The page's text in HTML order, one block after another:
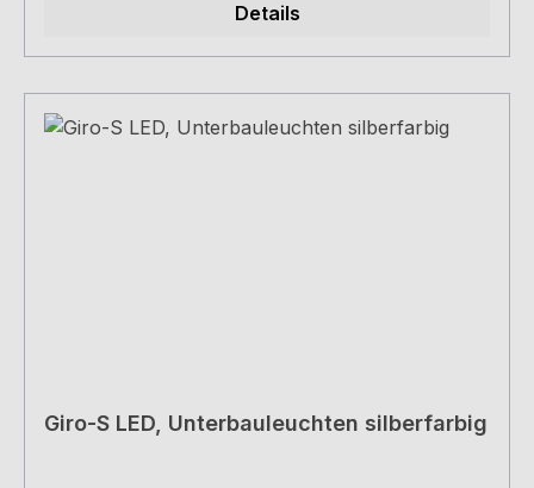
Details
Giro-S LED, Unterbauleuchten silberfarbig